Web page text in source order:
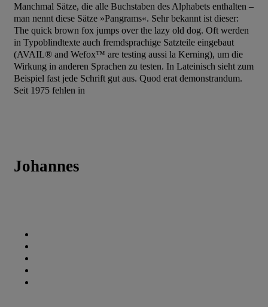
Manchmal Sätze, die alle Buchstaben des Alphabets enthalten –
man nennt diese Sätze »Pangrams«. Sehr bekannt ist dieser:
The quick brown fox jumps over the lazy old dog. Oft werden
in Typoblindtexte auch fremdsprachige Satzteile eingebaut
(AVAIL® and Wefox™ are testing aussi la Kerning), um die
Wirkung in anderen Sprachen zu testen. In Lateinisch sieht zum
Beispiel fast jede Schrift gut aus. Quod erat demonstrandum.
Seit 1975 fehlen in
Johannes